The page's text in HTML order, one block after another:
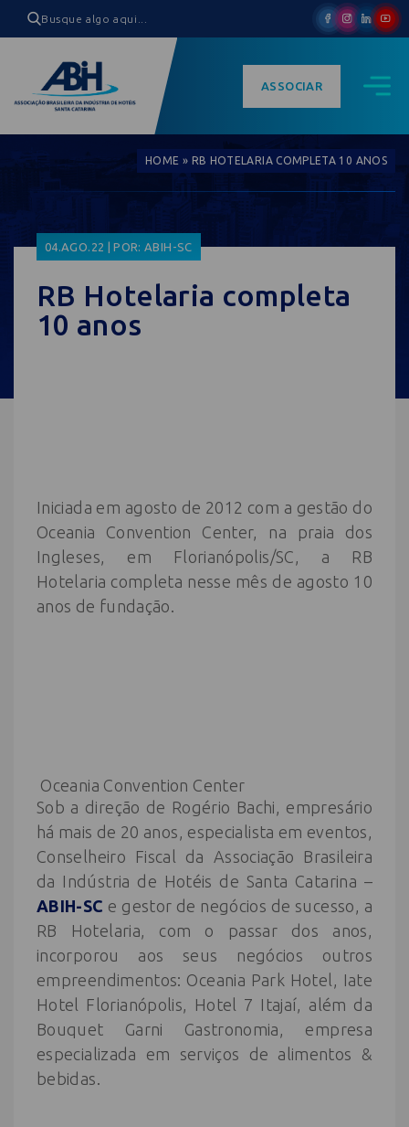
ASSOCIAR
HOME » RB HOTELARIA COMPLETA 10 ANOS
04.AGO.22 | POR: ABIH-SC
RB Hotelaria completa
10 anos
Iniciada em agosto de 2012 com a gestão do
Oceania Convention Center, na praia dos
Ingleses, em Florianópolis/SC, a RB
Hotelaria completa nesse mês de agosto 10
anos de fundação.
Oceania Convention Center
Sob a direção de Rogério Bachi, empresário
há mais de 20 anos, especialista em eventos,
Conselheiro Fiscal da Associação Brasileira
da Indústria de Hotéis de Santa Catarina –
ABIH-SC e gestor de negócios de sucesso, a
RB Hotelaria, com o passar dos anos,
incorporou aos seus negócios outros
empreendimentos: Oceania Park Hotel, Iate
Hotel Florianópolis, Hotel 7 Itajaí, além da
Bouquet Garni Gastronomia, empresa
especializada em serviços de alimentos &
bebidas.